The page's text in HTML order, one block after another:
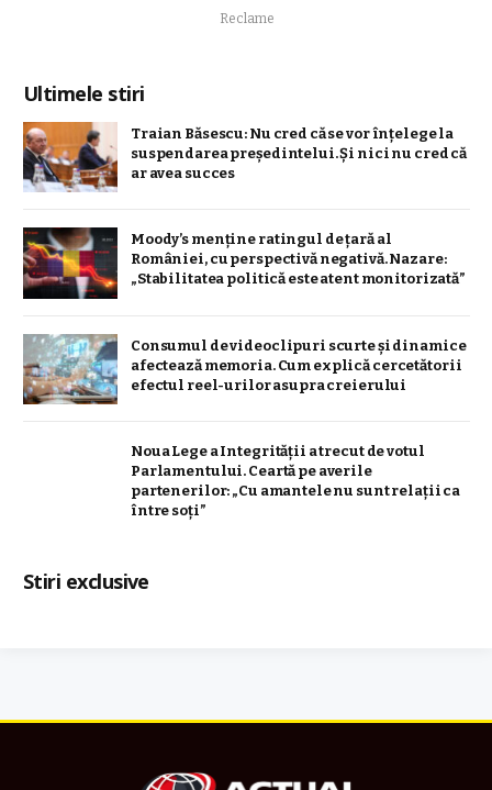
Reclame
Ultimele stiri
Traian Băsescu: Nu cred că se vor înţelege la
suspendarea preşedintelui. Şi nici nu cred că
ar avea succes
Moody’s menține ratingul de țară al
României, cu perspectivă negativă. Nazare:
„Stabilitatea politică este atent monitorizată”
Consumul de videoclipuri scurte și dinamice
afectează memoria. Cum explică cercetătorii
efectul reel-urilor asupra creierului
Noua Lege a Integrității a trecut de votul
Parlamentului. Ceartă pe averile
partenerilor: „Cu amantele nu sunt relații ca
între soți”
Stiri exclusive